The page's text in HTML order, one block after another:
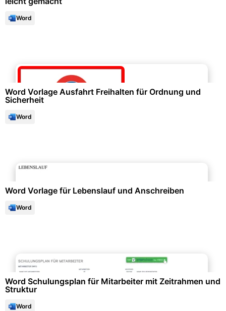
Word
Word Vorlage Ausfahrt Freihalten für Ordnung und
Sicherheit
Word
Word Vorlage für Lebenslauf und Anschreiben
Word
Word Schulungsplan für Mitarbeiter mit Zeitrahmen und
Struktur
Word